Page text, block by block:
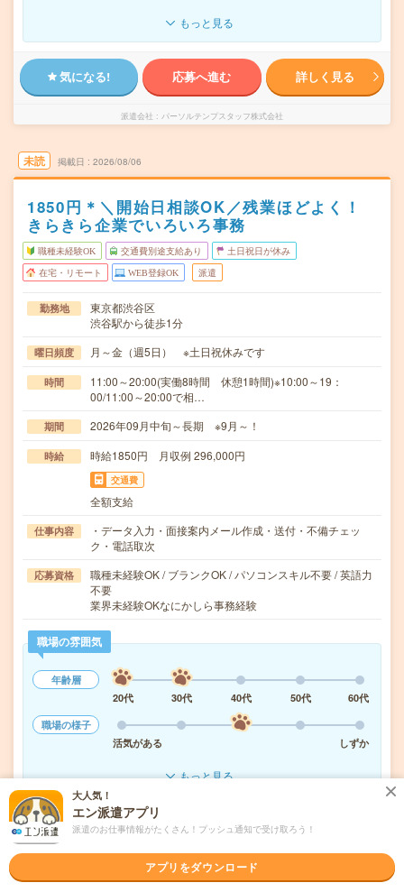
もっと見る
気になる! 応募へ進む 詳しく見る
派遣会社 パーソルテンプスタッフ株式会社
未読 掲載日 2026/08/06
1850円＊＼開始日相談OK／残業ほどよく！
きらきら企業でいろいろ事務
職種未経験OK 交通費別途支給あり 土日祝日が休み
在宅・リモート WEB登録OK 派遣
勤務地
東京都渋谷区
渋谷駅から徒歩1分
曜日頻度 月～金（週5日） ※土日祝休みです
時間
11:00～20:00(実働8時間 休憩1時間)※10:00～19：
00/11:00～20:00で相…
期間 2026年09月中旬～長期 ※9月～！
時給 時給1850円 月収例 296,000円
交通費
全額支給
仕事内容
・データ入力・面接案内メール作成・送付・不備チェッ
ク・電話取次
応募資格
職種未経験OK / ブランクOK / パソコンスキル不要 / 英語力
不要
業界未経験OKなにかしら事務経験
職場の雰囲気
年齢層
20代
30代 40代 50代
60代
職場の様子
活気がある
しずか
もっと見る
気になる! 応募へ進む 詳しく見る
派遣会社 パーソルテンプスタッフ株式会社
大人気！
エン派遣アプリ
派遣のお仕事情報がたくさん！プッシュ通知で受け取ろう！
アプリをダウンロード